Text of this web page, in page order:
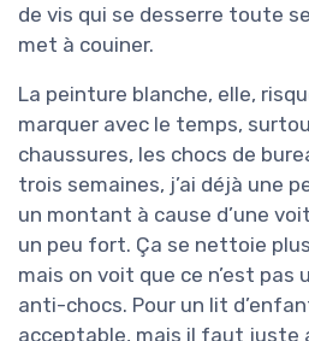
de vis qui se desserre toute
met à couiner.
La peinture blanche, elle,
marquer avec le temps,
chaussures, les chocs de
trois semaines, j’ai déjà une
un montant à cause d’une
un peu fort. Ça se nettoie
mais on voit que ce n’est pas
anti-chocs. Pour un lit
acceptable, mais il faut juste